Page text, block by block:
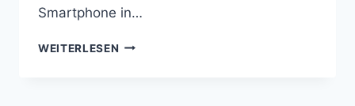
Smartphone in…
WEITERLESEN IPHONE4